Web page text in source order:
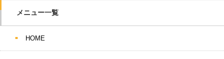
メニュー一覧
HOME